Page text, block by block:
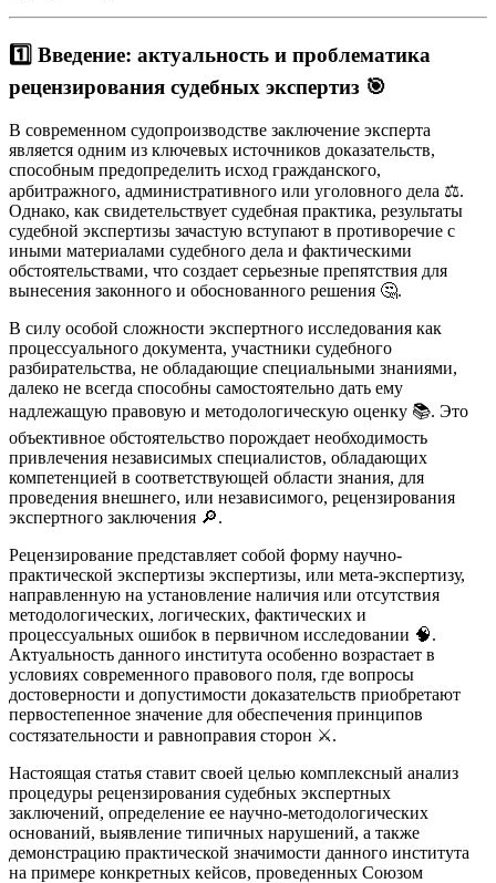
1️⃣ Введение: актуальность и проблематика
рецензирования судебных экспертиз 🎯
В современном судопроизводстве заключение эксперта
является одним из ключевых источников доказательств,
способным предопределить исход гражданского,
арбитражного, административного или уголовного дела ⚖️.
Однако, как свидетельствует судебная практика, результаты
судебной экспертизы зачастую вступают в противоречие с
иными материалами судебного дела и фактическими
обстоятельствами, что создает серьезные препятствия для
вынесения законного и обоснованного решения 🤔.
В силу особой сложности экспертного исследования как
процессуального документа, участники судебного
разбирательства, не обладающие специальными знаниями,
далеко не всегда способны самостоятельно дать ему
надлежащую правовую и методологическую оценку 📚. Это
объективное обстоятельство порождает необходимость
привлечения независимых специалистов, обладающих
компетенцией в соответствующей области знания, для
проведения внешнего, или независимого, рецензирования
экспертного заключения 🔎.
Рецензирование представляет собой форму научно-
практической экспертизы экспертизы, или мета-экспертизу,
направленную на установление наличия или отсутствия
методологических, логических, фактических и
процессуальных ошибок в первичном исследовании 🧠.
Актуальность данного института особенно возрастает в
условиях современного правового поля, где вопросы
достоверности и допустимости доказательств приобретают
первостепенное значение для обеспечения принципов
состязательности и равноправия сторон ⚔️.
Настоящая статья ставит своей целью комплексный анализ
процедуры рецензирования судебных экспертных
заключений, определение ее научно-методологических
оснований, выявление типичных нарушений, а также
демонстрацию практической значимости данного института
на примере конкретных кейсов, проведенных Союзом